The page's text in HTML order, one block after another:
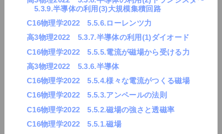
5.3.9.半導体の利用(3)大規模集積回路
C16物理学2022 5.5.6.ローレンツ力
高3物理2022 5.3.7.半導体の利用(1)ダイオード
C16物理学2022 5.5.5.電流が磁場から受ける力
高3物理2022 5.3.6.半導体
C16物理学2022 5.5.4.様々な電流がつくる磁場
C16物理学2022 5.5.3.アンペールの法則
C16物理学2022 5.5.2.磁場の強さと透磁率
C16物理学2022 5.5.1.磁場